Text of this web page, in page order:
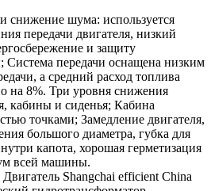
снижение шума: используется
передачи двигателя, низкий
и защиту
передачи оснащена низким
а средний расход топлива
на 8%. Три уровня снижения
кабины и сиденья; Кабина
точками; Замедление двигателя,
большого диаметра, губка для
капота, хорошая герметизация
всей машины.
Shangchai efficient China